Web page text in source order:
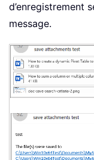
d’enregistrement
message.